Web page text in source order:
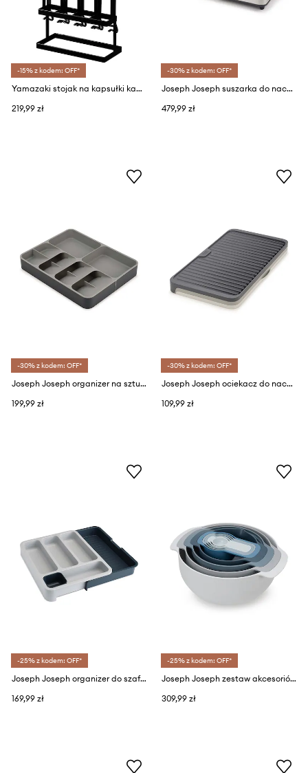
-15% z kodem: OFF*
Yamazaki stojak na kapsułki kawowe Tower
219,99 zł
-30% z kodem: OFF*
Joseph Joseph suszarka do naczyń Extend™
479,99 zł
-30% z kodem: OFF*
Joseph Joseph organizer na sztućce DrawerStore
199,99 zł
-30% z kodem: OFF*
Joseph Joseph ociekacz do naczyń Tier
109,99 zł
-25% z kodem: OFF*
Joseph Joseph organizer do szafki kuchennej
169,99 zł
-25% z kodem: OFF*
Joseph Joseph zestaw akcesoriów kuchennych: miski i miarki Nest (9-pack)
309,99 zł